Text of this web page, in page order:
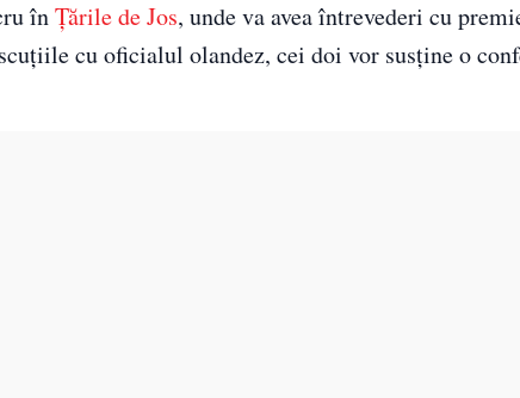
înŢările de Jos, unde va avea întrevederi cu
cu oficialul olandez, cei doi vor susţine o